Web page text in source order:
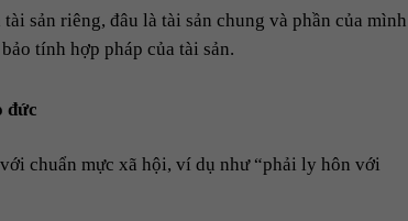
sản riêng, đâu là tài sản chung và phần của mình
tính hợp pháp của tài sản.
đức
chuẩn mực xã hội, ví dụ như “phải ly hôn với